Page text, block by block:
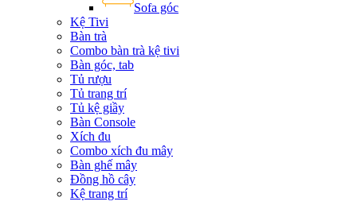
Sofa góc
Kệ Tivi
Bàn trà
Combo bàn trà kệ tivi
Bàn góc, tab
Tủ rượu
Tủ trang trí
Tủ kệ giầy
Bàn Console
Xích đu
Combo xích đu mây
Bàn ghế mây
Đồng hồ cây
Kệ trang trí